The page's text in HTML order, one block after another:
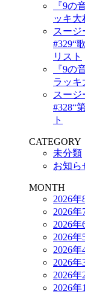
『9の
ッキ大
スージ
#329“
リスト
『9の
ラッキ
スージ
#328“
ト
CATEGORY
未分類
お知ら
MONTH
2026年
2026年
2026年
2026年
2026年
2026年
2026年
2026年